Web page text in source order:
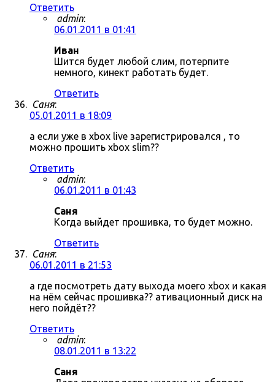
Ответить
admin:
06.01.2011 в 01:41
Иван
Шится будет любой слим, потерпите
немного, кинект работать будет.
Ответить
Саня:
05.01.2011 в 18:09
а если уже в xbox live зарегистрировался , то
можно прошить xbox slim??
Ответить
admin:
06.01.2011 в 01:43
Саня
Когда выйдет прошивка, то будет можно.
Ответить
Саня:
06.01.2011 в 21:53
а где посмотреть дату выхода моего xbox и какая
на нём сейчас прошивка?? ативационный диск на
него пойдёт??
Ответить
admin:
08.01.2011 в 13:22
Саня